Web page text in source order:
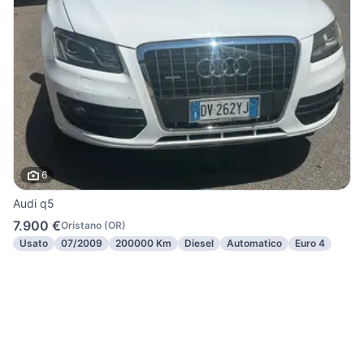
6
Audi q5
7.900 €Oristano (OR)
Usato
07/2009 200000 Km Diesel Automatico Euro 4